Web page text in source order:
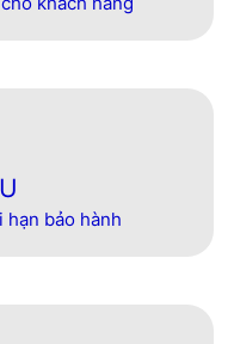
bảo hành